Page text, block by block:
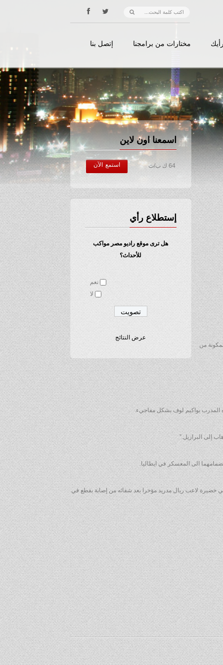
مختارات من برامجنا إتصل بنا
اسمعنا اون لاين
64 ك ب/ث استمع الآن
إستطلاع رأي
هل ترى موقع راديو مصر مواكب
للأحداث؟
نعم
لا
عرض النتائج
التشكيلة المبدئية المكونة من
المدرب يواكيم لوف بشكل مفاجيء.
إلى البرازيل.”
الى المعسكر في ايطاليا.
خضيرة لاعب ريال مدريد مؤخرا بعد شفائه من إصابة بقطع في